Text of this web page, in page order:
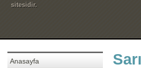
sitesidir.
Anasayfa